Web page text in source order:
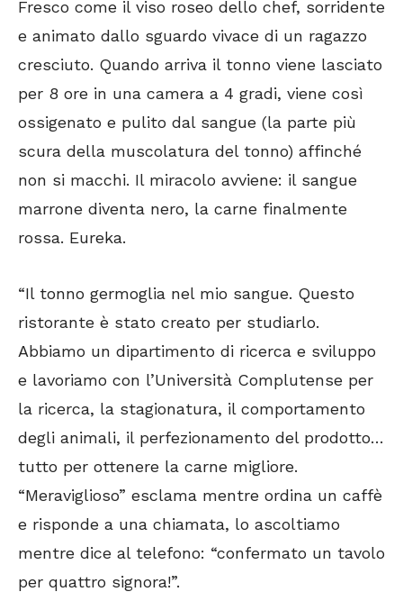
Fresco come il viso roseo dello chef, sorridente
e animato dallo sguardo vivace di un ragazzo
cresciuto. Quando arriva il tonno viene lasciato
per 8 ore in una camera a 4 gradi, viene così
ossigenato e pulito dal sangue (la parte più
scura della muscolatura del tonno) affinché
non si macchi. Il miracolo avviene: il sangue
marrone diventa nero, la carne finalmente
rossa. Eureka.
“Il tonno germoglia nel mio sangue. Questo
ristorante è stato creato per studiarlo.
Abbiamo un dipartimento di ricerca e sviluppo
e lavoriamo con l’Università Complutense per
la ricerca, la stagionatura, il comportamento
degli animali, il perfezionamento del prodotto…
tutto per ottenere la carne migliore.
“Meraviglioso” esclama mentre ordina un caffè
e risponde a una chiamata, lo ascoltiamo
mentre dice al telefono: “confermato un tavolo
per quattro signora!”.